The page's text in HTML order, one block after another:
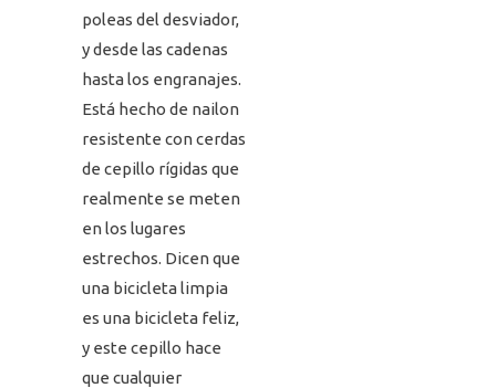
poleas del desviador,
y desde las cadenas
hasta los engranajes.
Está hecho de nailon
resistente con cerdas
de cepillo rígidas que
realmente se meten
en los lugares
estrechos. Dicen que
una bicicleta limpia
es una bicicleta feliz,
y este cepillo hace
que cualquier